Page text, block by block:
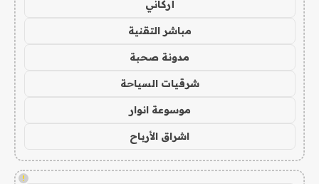
أركاني
مباشر التقنية
مدونة صحبة
شرقيات السياحة
موسوعة انوار
اشراق الأرباح
!